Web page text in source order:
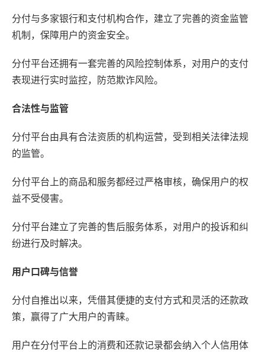
分付与多家银行和支付机构合作，建立了完善的资金监管
机制，保障用户的资金安全。
分付平台还拥有一套完善的风险控制体系，对用户的支付
表现进行实时监控，防范欺诈风险。
合法性与监管
分付平台由具有合法资质的机构运营，受到相关法律法规
的监管。
分付平台上的商品和服务都经过严格审核，确保用户的权
益不受侵害。
分付平台建立了完善的售后服务体系，对用户的投诉和纠
纷进行及时解决。
用户口碑与信誉
分付自推出以来，凭借其便捷的支付方式和灵活的还款政
策，赢得了广大用户的青睐。
用户在分付平台上的消费和还款记录都会纳入个人信用体